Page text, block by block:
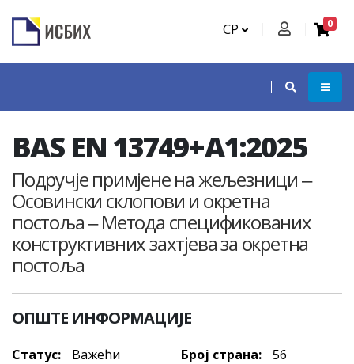
СР 0
BAS EN 13749+A1:2025
Подручје примјене на жељезници ‒
Осовински склопови и окретна
постоља ‒ Метода спецификованих
конструктивних захтјева за окретна
постоља
ОПШТЕ ИНФОРМАЦИЈЕ
Статус: Важећи Број страна: 56